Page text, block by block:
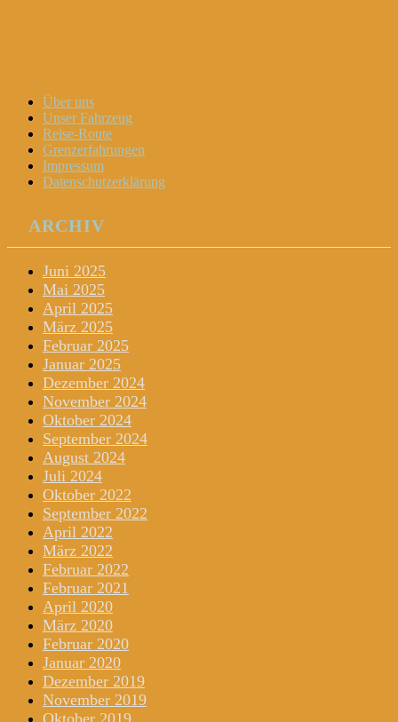
Menu
Widgets
Search
Skip
content
Über uns
Unser Fahrzeug
Reise-Route
Grenzerfahrungen
Impressum
Datenschutzerklärung
ARCHIV
Juni 2025
Mai 2025
April 2025
März 2025
Februar 2025
Januar 2025
Dezember 2024
November 2024
Oktober 2024
September 2024
August 2024
Juli 2024
Oktober 2022
September 2022
April 2022
März 2022
Februar 2022
Februar 2021
April 2020
März 2020
Februar 2020
Januar 2020
Dezember 2019
November 2019
Oktober 2019